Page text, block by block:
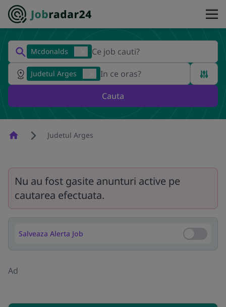
Mcdonalds
Judetul Arges
Cauta
HomepageJudetul Arges
Nu au fost gasite anunturi active pe
cautarea efectuata.
Salveaza Alerta Job Salveaza
Ad